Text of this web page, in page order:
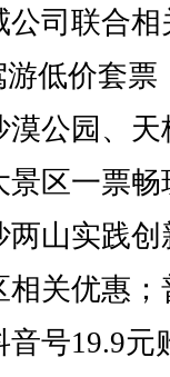
司联合相
游低价套票
漠公园、天
景区一票畅
两山实践创
相关优惠；
号19.9元